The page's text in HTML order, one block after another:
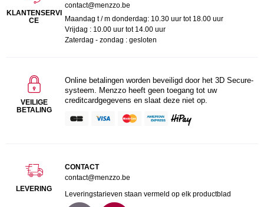
KLANTENSERVI
CE
contact@menzzo.be
Maandag t / m donderdag: 10.30 uur tot 18.00 uur
Vrijdag : 10.00 uur tot 14.00 uur
Zaterdag - zondag : gesloten
VEILIGE
BETALING
Online betalingen worden beveiligd door het 3D Secure-
systeem. Menzzo heeft geen toegang tot uw
creditcardgegevens en slaat deze niet op.
LEVERING
CONTACT
contact@menzzo.be
Leveringstarieven staan vermeld op elk productblad